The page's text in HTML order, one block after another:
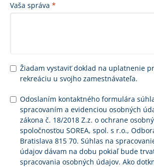
Vaša správa *
Žiadam vystaviť doklad na uplatnenie
rekreáciu u svojho zamestnávateľa.
Odoslaním kontaktného formulára
spracovaním a evidenciou osobných
zákona č. 18/2018 Z.z. o ochrane
spoločnosťou SOREA, spol. s r.o.,
Bratislava 815 70. Súhlas na
údajov dávam na dobu pokiaľ bude
spracovania osobných údajov. Ako